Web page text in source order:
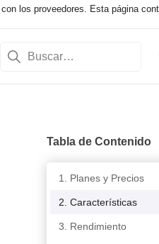
los proveedores. Esta página
Tabla de Contenido
1. Planes y Precios
2. Características
3. Rendimiento